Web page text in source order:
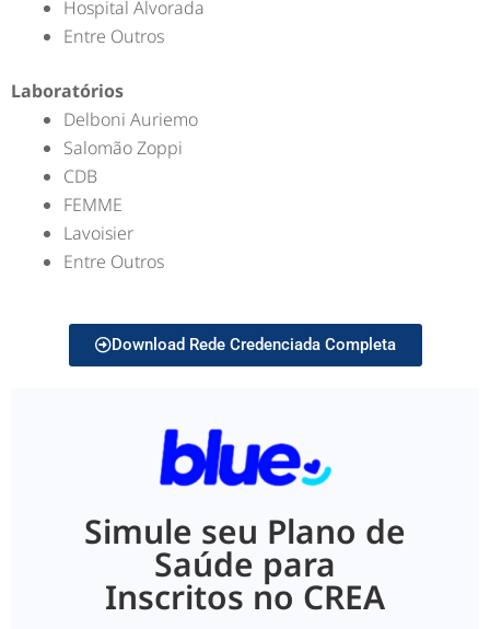
Hospital Alvorada
Entre Outros
Laboratórios
Delboni Auriemo
Salomão Zoppi
CDB
FEMME
Lavoisier
Entre Outros
Download Rede Credenciada Completa
Simule seu Plano de
Saúde para
Inscritos no CREA